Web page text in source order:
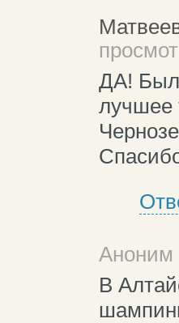
ДА!
лучшее
Аноним
В